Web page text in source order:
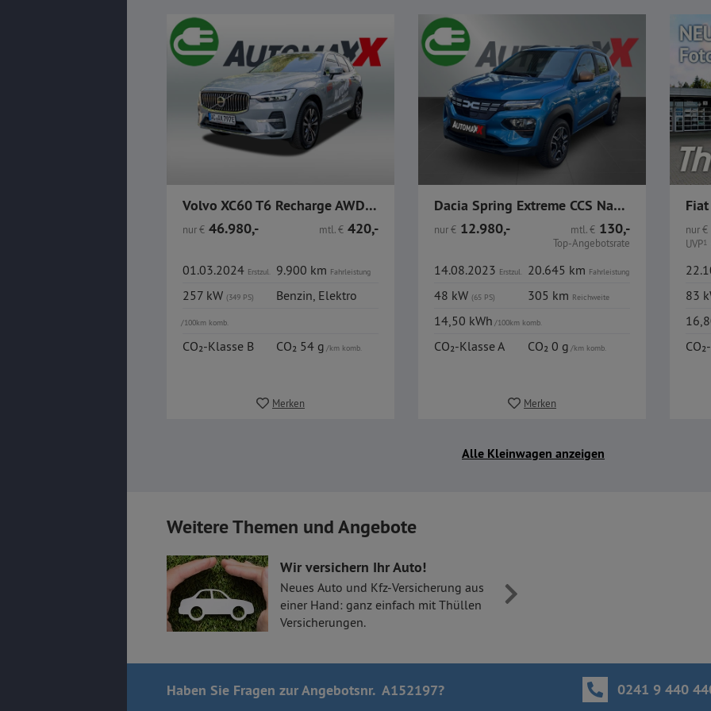
Volvo XC60 T6 Recharge AWD Insciption Expression AHK
nur€ 46.980,- mtl.€ 420,-
01.03.2024 Erstzul. 9.900 km Fahrleistung
257 kW (349 PS) Benzin, Elektro
/100km komb.
CO₂-Klasse B CO₂ 54 g/km komb.
Merken
Dacia Spring Extreme CCS Navi PDC Leder
nur€ 12.980,- mtl.€ 130,-
Top-Angebotsrate
14.08.2023 Erstzul. 20.645 km Fahrleistung
48 kW (65 PS) 305 km Reichweite
14,50 kWh/100km komb.
CO₂-Klasse A CO₂ 0 g/km komb.
Merken
nur€
UVP1
83
Alle Kleinwagen anzeigen
Weitere Themen und Angebote
Wir versichern Ihr Auto!
Neues Auto und Kfz-Versicherung aus
einer Hand: ganz einfach mit Thüllen
Versicherungen.
Haben Sie Fragen zur Angebotsnr. A152197? 0241 9 440